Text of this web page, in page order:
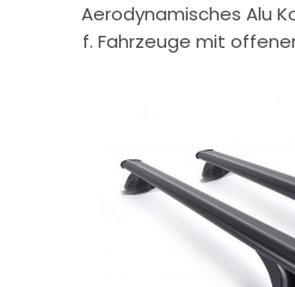
Aerodynamisches Alu
f. Fahrzeuge mit